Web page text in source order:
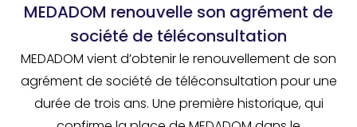
MEDADOM renouvelle son agrément de
société de téléconsultation
MEDADOM vient d’obtenir le renouvellement de son
agrément de société de téléconsultation pour une
durée de trois ans. Une première historique, qui